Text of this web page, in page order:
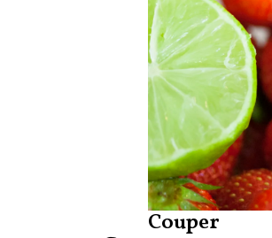
Couper